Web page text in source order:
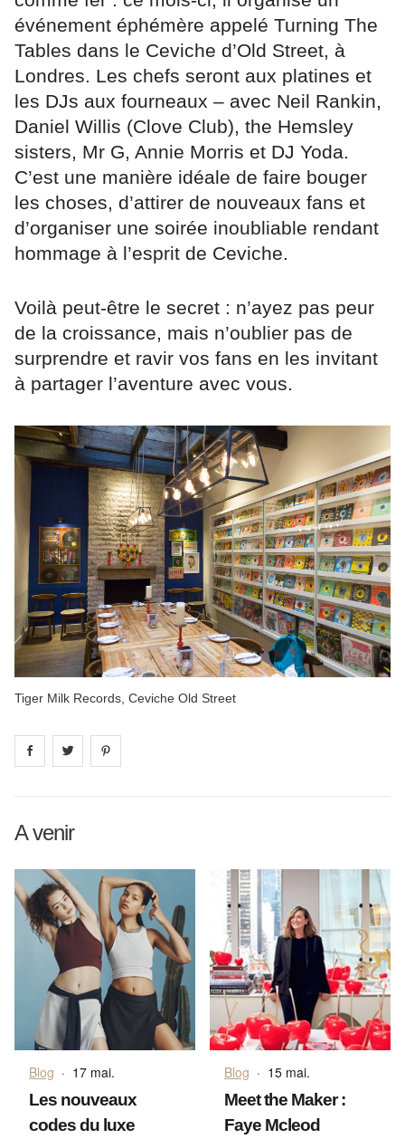
événement éphémère appelé Turning The
Tables dans le Ceviche d’Old Street, à
Londres. Les chefs seront aux platines et
les DJs aux fourneaux – avec Neil Rankin,
Daniel Willis (Clove Club), the Hemsley
sisters, Mr G, Annie Morris et DJ Yoda.
C’est une manière idéale de faire bouger
les choses, d’attirer de nouveaux fans et
d’organiser une soirée inoubliable rendant
hommage à l’esprit de Ceviche.
Voilà peut-être le secret : n’ayez pas peur
de la croissance, mais n’oublier pas de
surprendre et ravir vos fans en les invitant
à partager l’aventure avec vous.
Tiger Milk Records, Ceviche Old Street
Share on facebook
Share on
A venir
Blog · 17 mai.
Les nouveaux
codes du luxe
Blog · 15 mai.
Meet the Maker :
Faye Mcleod